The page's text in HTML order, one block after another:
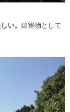
い。 建築物として